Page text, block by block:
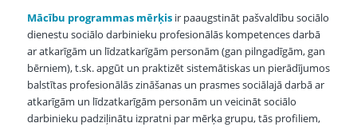
Mācību programmas mērķisir paaugstināt pašvaldību sociālo
dienestu sociālo darbinieku profesionālās kompetences darbā
ar atkarīgām un līdzatkarīgām personām (gan pilngadīgām, gan
bērniem), t.sk. apgūt un praktizēt sistemātiskas un pierādījumos
balstītas profesionālās zināšanas un prasmes sociālajā darbā ar
atkarīgām un līdzatkarīgām personām un veicināt sociālo
darbinieku padziļinātu izpratni par mērķa grupu, tās profiliem,